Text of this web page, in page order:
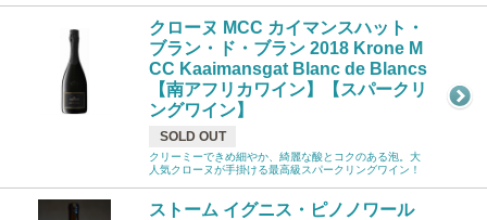
クローヌ MCC カイマンスハット・
ブラン・ド・ブラン 2018 Krone M
CC Kaaimansgat Blanc de Blancs
【南アフリカワイン】【スパークリ
ングワイン】
SOLD OUT
クリーミーできめ細やか、綺麗な酸とコクのある泡。大
人気クローヌが手掛ける最高級スパークリングワイン！
ストーム イグニス・ピノノワール